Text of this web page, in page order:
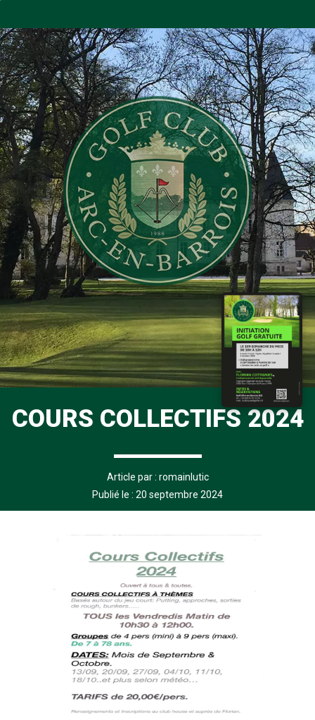
COURS COLLECTIFS 2024
Article par : romainlutic
Publié le : 20 septembre 2024